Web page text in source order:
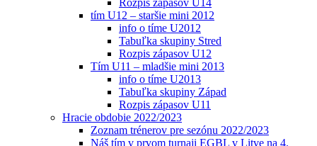
tím U12 – staršie mini 2012
info o tíme U2012
Tabuľka skupiny Stred
Rozpis zápasov U12
Tím U11 – mladšie mini 2013
info o tíme U2013
Tabuľka skupiny Západ
Rozpis zápasov U11
Hracie obdobie 2022/2023
Zoznam trénerov pre sezónu 2022/2023
Náš tím v prvom turnaji EGBL v Litve na 4.